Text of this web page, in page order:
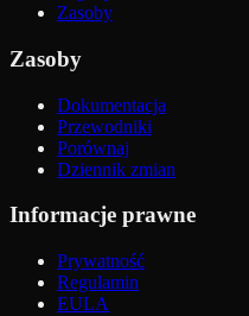
Zasoby
Zasoby
Dokumentacja
Przewodniki
Porównaj
Dziennik zmian
Informacje prawne
Prywatność
Regulamin
EULA